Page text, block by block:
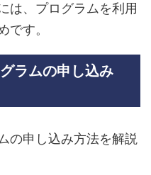
は、プログラムを利用
です。
ラムの申し込み
の申し込み方法を解説